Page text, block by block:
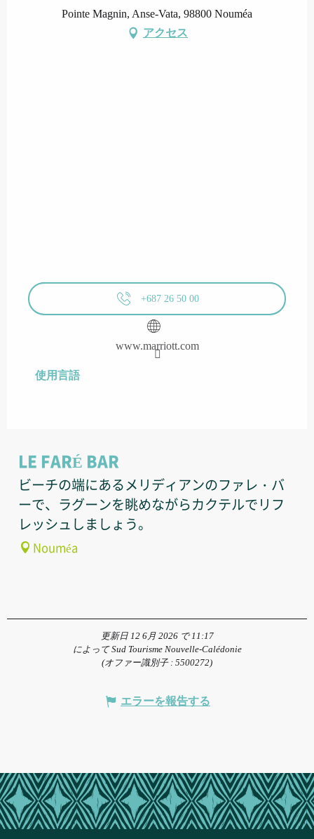
Pointe Magnin, Anse-Vata, 98800 Nouméa
アクセス
+687 26 50 00
www.marriott.com
使用言語
使用言語
LE FARÉ BAR
ビーチの端にあるメリディアンのファレ・バ
ーで、ラグーンを眺めながらカクテルでリフ
レッシュしましょう。
Nouméa
更新日 12 6月 2026 で 11:17
によって Sud Tourisme Nouvelle-Calédonie
(オファー識別子 : 5500272)
エラーを報告する